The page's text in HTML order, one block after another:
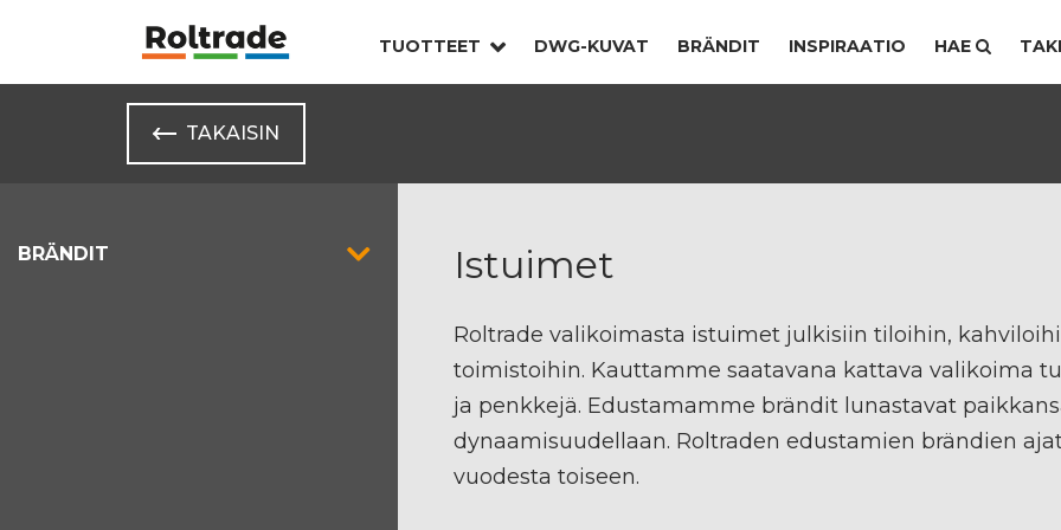
TUOTTEET DWG-KUVAT BRÄNDIT INSPIRAATIO HAE
TAKAISIN
BRÄNDIT Istuimet
Roltrade valikoimasta istuimet julkisiin tiloihin,
toimistoihin. Kauttamme saatavana kattava valikoima
ja penkkejä. Edustamamme brändit lunastavat
dynaamisuudellaan. Roltraden edustamien brändien
vuodesta toiseen.